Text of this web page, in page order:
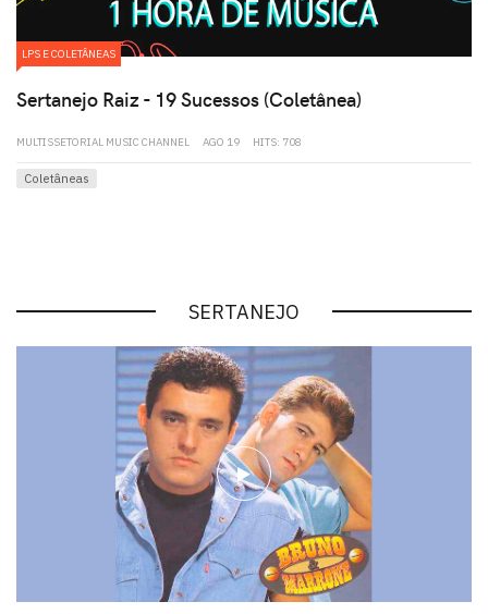
LPS E COLETÂNEAS
Sertanejo Raiz - 19 Sucessos (Coletânea)
MULTISSETORIAL MUSIC CHANNEL AGO 19 HITS: 708
Coletâneas
SERTANEJO
play